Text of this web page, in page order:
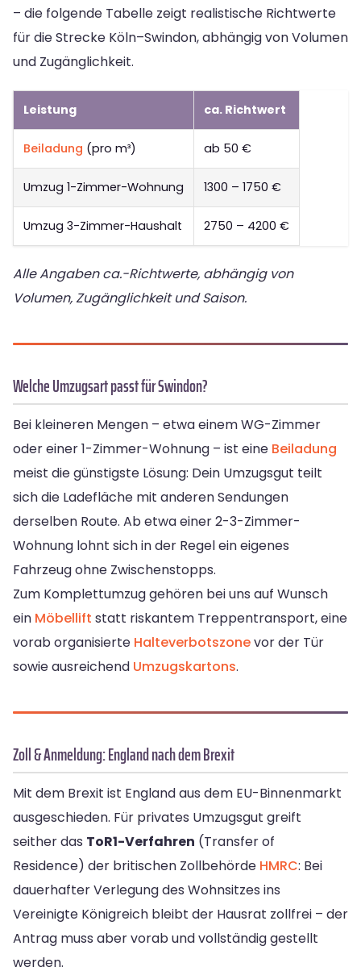
– die folgende Tabelle zeigt realistische Richtwerte
für die Strecke Köln–Swindon, abhängig von Volumen
und Zugänglichkeit.
Leistung ca. Richtwert
Beiladung (pro m³) ab 50 €
Umzug 1-Zimmer-Wohnung 1300 – 1750 €
Umzug 3-Zimmer-Haushalt 2750 – 4200 €
Alle Angaben ca.-Richtwerte, abhängig von
Volumen, Zugänglichkeit und Saison.
Welche Umzugsart passt für Swindon?
Bei kleineren Mengen – etwa einem WG-Zimmer
oder einer 1-Zimmer-Wohnung – ist eine Beiladung
meist die günstigste Lösung: Dein Umzugsgut teilt
sich die Ladefläche mit anderen Sendungen
derselben Route. Ab etwa einer 2-3-Zimmer-
Wohnung lohnt sich in der Regel ein eigenes
Fahrzeug ohne Zwischenstopps.
Zum Komplettumzug gehören bei uns auf Wunsch
ein Möbellift statt riskantem Treppentransport, eine
vorab organisierte Halteverbotszonevor der Tür
sowie ausreichend Umzugskartons.
Zoll & Anmeldung: England nach dem Brexit
Mit dem Brexit ist England aus dem EU-Binnenmarkt
ausgeschieden. Für privates Umzugsgut greift
seither das ToR1-Verfahren (Transfer of
Residence) der britischen Zollbehörde HMRC: Bei
dauerhafter Verlegung des Wohnsitzes ins
Vereinigte Königreich bleibt der Hausrat zollfrei – der
Antrag muss aber vorab und vollständig gestellt
werden.